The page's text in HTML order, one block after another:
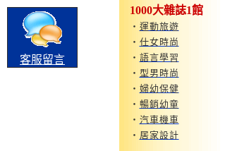
客服留言
1000大雜誌1館
‧ 運動旅遊
‧ 仕女時尚
‧ 語言學習
‧ 型男時尚
‧ 婦幼保健
‧ 暢銷幼童
‧ 汽車機車
‧ 居家設計